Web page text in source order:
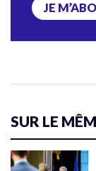
JE
SUR LE